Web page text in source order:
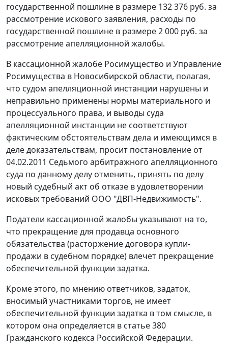
государственной пошлине в размере 132 376 руб. за
рассмотрение искового заявления, расходы по
государственной пошлине в размере 2 000 руб. за
рассмотрение апелляционной жалобы.
В кассационной жалобе Росимущество и Управление
Росимущества в Новосибирской области, полагая,
что судом апелляционной инстанции нарушены и
неправильно применены нормы материального и
процессуального права, и выводы суда
апелляционной инстанции не соответствуют
фактическим обстоятельствам дела и имеющимся в
деле доказательствам, просит постановление от
04.02.2011 Седьмого арбитражного апелляционного
суда по данному делу отменить, принять по делу
новый судебный акт об отказе в удовлетворении
исковых требований ООО "ДВП-Недвижимость".
Податели кассационной жалобы указывают на то,
что прекращение для продавца основного
обязательства (расторжение договора купли-
продажи в судебном порядке) влечет прекращение
обеспечительной функции задатка.
Кроме этого, по мнению ответчиков, задаток,
вносимый участниками торгов, не имеет
обеспечительной функции задатка в том смысле, в
котором она определяется в статье 380
Гражданского кодекса Российской Федерации.